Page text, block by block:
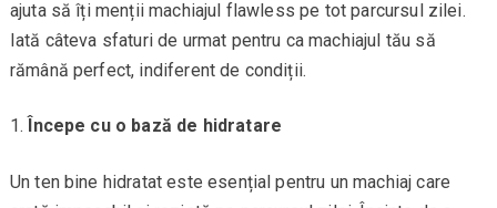
ajuta să îți menții machiajul flawless pe tot parcursul zilei.
Iată câteva sfaturi de urmat pentru ca machiajul tău să
rămână perfect, indiferent de condiții.
Începe cu o bază de hidratare
Un ten bine hidratat este esențial pentru un machiaj care